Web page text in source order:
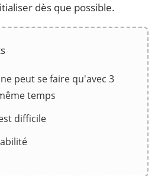
dès que possible.
peut se faire qu'avec 3
temps
difficile